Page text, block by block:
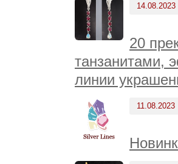
14.08.2023
20
танзанитами,
линии
11.08.2023